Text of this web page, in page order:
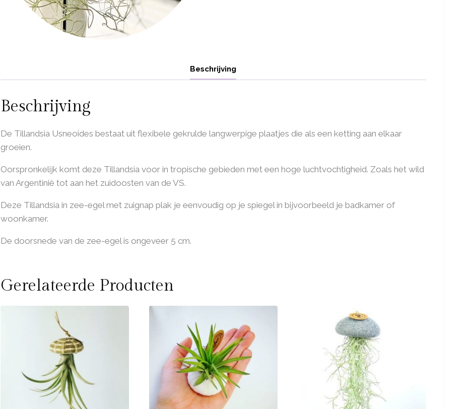
Beschrijving
Beschrijving
De Tillandsia Usneoides bestaat uit flexibele gekrulde langwerpige plaatjes die als een ketting aan elkaar
groeien.
Oorspronkelijk komt deze Tillandsia voor in tropische gebieden met een hoge luchtvochtigheid. Zoals het wild
van Argentinië tot aan het zuidoosten van de VS.
Deze Tillandsia in zee-egel met zuignap plak je eenvoudig op je spiegel in bijvoorbeeld je badkamer of
woonkamer.
De doorsnede van de zee-egel is ongeveer 5 cm.
Gerelateerde Producten